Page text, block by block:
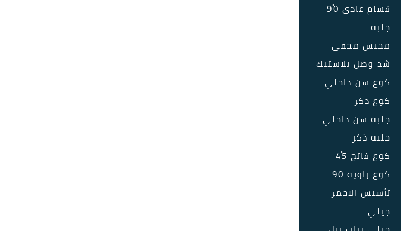
قسام عادي 90ْ
جلبة
محبس مخفي
شد وصل بلاستيك
كوع سن داخلي
كوع ذكر
جلبة سن داخلي
جلبة ذكر
كوع فاتح 45ْ
كوع زاوية 90
تأسيس الاحمر
جيلي